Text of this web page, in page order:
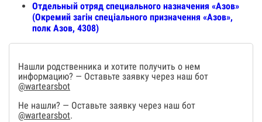
Отдельный отряд специального назначения «Азов»
(Окремий загін спеціального призначення «Азов»,
полк Азов, 4308)
Нашли родственника и хотите получить о нем
информацию? — Оставьте заявку через наш бот
@wartearsbot
Не нашли? — Оставьте заявку через наш бот
@wartearsbot.